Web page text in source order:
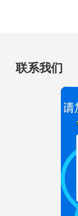
至
联系我们